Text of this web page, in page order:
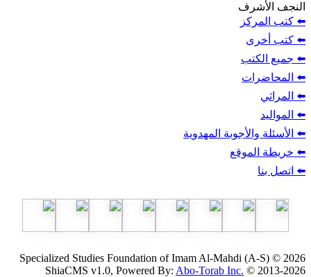
المهدوية
Specialized Studies Foundation of Imam Al-
ShiaCMS v1.0, Powered By:Abo-Torab Inc.